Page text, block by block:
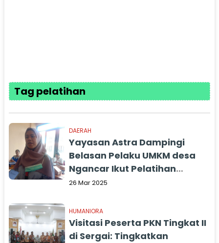
Tag pelatihan
DAERAH
Yayasan Astra Dampingi
Belasan Pelaku UMKM desa
Ngancar Ikut Pelatihan
Menjahit
26 Mar 2025
HUMANIORA
Visitasi Peserta PKN Tingkat II
di Sergai: Tingkatkan